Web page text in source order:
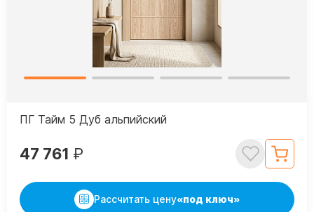
ПГ Тайм 5 Дуб альпийский
47 761 ₽
Рассчитать цену«под ключ»